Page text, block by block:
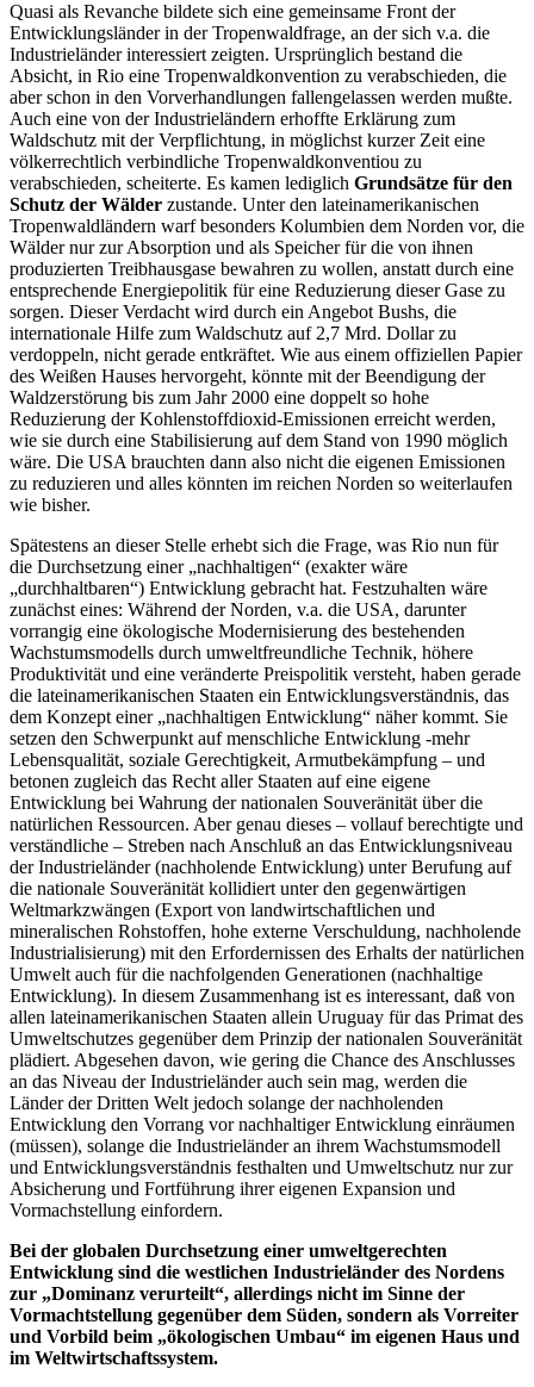
Quasi als Revanche bildete sich eine gemeinsame Front der
Entwicklungsländer in der Tropenwaldfrage, an der sich v.a. die
Industrieländer interessiert zeigten. Ursprünglich bestand die
Absicht, in Rio eine Tropenwaldkonvention zu verabschieden, die
aber schon in den Vorverhandlungen fallengelassen werden mußte.
Auch eine von der Industrieländern erhoffte Erklärung zum
Waldschutz mit der Verpflichtung, in möglichst kurzer Zeit eine
völkerrechtlich verbindliche Tropenwaldkonventiou zu
verabschieden, scheiterte. Es kamen lediglich Grundsätze für den
Schutz der Wälder zustande. Unter den lateinamerikanischen
Tropenwaldländern warf besonders Kolumbien dem Norden vor, die
Wälder nur zur Absorption und als Speicher für die von ihnen
produzierten Treibhausgase bewahren zu wollen, anstatt durch eine
entsprechende Energiepolitik für eine Reduzierung dieser Gase zu
sorgen. Dieser Verdacht wird durch ein Angebot Bushs, die
internationale Hilfe zum Waldschutz auf 2,7 Mrd. Dollar zu
verdoppeln, nicht gerade entkräftet. Wie aus einem offiziellen Papier
des Weißen Hauses hervorgeht, könnte mit der Beendigung der
Waldzerstörung bis zum Jahr 2000 eine doppelt so hohe
Reduzierung der Kohlenstoffdioxid-Emissionen erreicht werden,
wie sie durch eine Stabilisierung auf dem Stand von 1990 möglich
wäre. Die USA brauchten dann also nicht die eigenen Emissionen
zu reduzieren und alles könnten im reichen Norden so weiterlaufen
wie bisher.
Spätestens an dieser Stelle erhebt sich die Frage, was Rio nun für
die Durchsetzung einer „nachhaltigen“ (exakter wäre
„durchhaltbaren“) Entwicklung gebracht hat. Festzuhalten wäre
zunächst eines: Während der Norden, v.a. die USA, darunter
vorrangig eine ökologische Modernisierung des bestehenden
Wachstumsmodells durch umweltfreundliche Technik, höhere
Produktivität und eine veränderte Preispolitik versteht, haben gerade
die lateinamerikanischen Staaten ein Entwicklungsverständnis, das
dem Konzept einer „nachhaltigen Entwicklung“ näher kommt. Sie
setzen den Schwerpunkt auf menschliche Entwicklung -mehr
Lebensqualität, soziale Gerechtigkeit, Armutbekämpfung – und
betonen zugleich das Recht aller Staaten auf eine eigene
Entwicklung bei Wahrung der nationalen Souveränität über die
natürlichen Ressourcen. Aber genau dieses – vollauf berechtigte und
verständliche – Streben nach Anschluß an das Entwicklungsniveau
der Industrieländer (nachholende Entwicklung) unter Berufung auf
die nationale Souveränität kollidiert unter den gegenwärtigen
Weltmarkzwängen (Export von landwirtschaftlichen und
mineralischen Rohstoffen, hohe externe Verschuldung, nachholende
Industrialisierung) mit den Erfordernissen des Erhalts der natürlichen
Umwelt auch für die nachfolgenden Generationen (nachhaltige
Entwicklung). In diesem Zusammenhang ist es interessant, daß von
allen lateinamerikanischen Staaten allein Uruguay für das Primat des
Umweltschutzes gegenüber dem Prinzip der nationalen Souveränität
plädiert. Abgesehen davon, wie gering die Chance des Anschlusses
an das Niveau der Industrieländer auch sein mag, werden die
Länder der Dritten Welt jedoch solange der nachholenden
Entwicklung den Vorrang vor nachhaltiger Entwicklung einräumen
(müssen), solange die Industrieländer an ihrem Wachstumsmodell
und Entwicklungsverständnis festhalten und Umweltschutz nur zur
Absicherung und Fortführung ihrer eigenen Expansion und
Vormachstellung einfordern.
Bei der globalen Durchsetzung einer umweltgerechten
Entwicklung sind die westlichen Industrieländer des Nordens
zur „Dominanz verurteilt“, allerdings nicht im Sinne der
Vormachtstellung gegenüber dem Süden, sondern als Vorreiter
und Vorbild beim „ökologischen Umbau“ im eigenen Haus und
im Weltwirtschaftssystem.